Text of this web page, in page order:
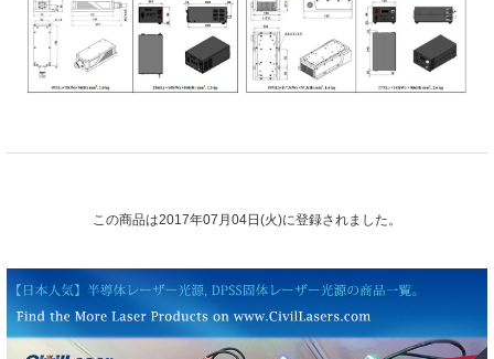
この商品は2017年07月04日(火)に登録されました。